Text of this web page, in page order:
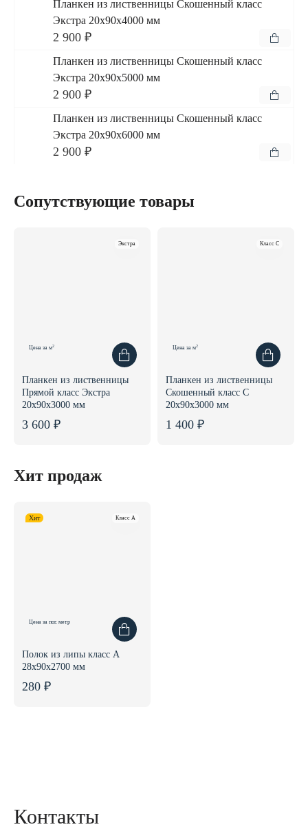
Планкен из лиственницы Скошенный класс
Экстра 20x90x4000 мм
2 900 ₽
Планкен из лиственницы Скошенный класс
Экстра 20x90x5000 мм
2 900 ₽
Планкен из лиственницы Скошенный класс
Экстра 20x90x6000 мм
2 900 ₽
Сопутствующие товары
Экстра
Цена за м2
Планкен из лиственницы
Прямой класс Экстра
20x90x3000 мм
3 600 ₽
Класс C
Цена за м2
Планкен из лиственницы
Скошенный класс С
20x90x3000 мм
1 400 ₽
Хит продаж
Класс A
Хит
Цена за пог. метр
Полок из липы класс А
28x90x2700 мм
280 ₽
Контакты